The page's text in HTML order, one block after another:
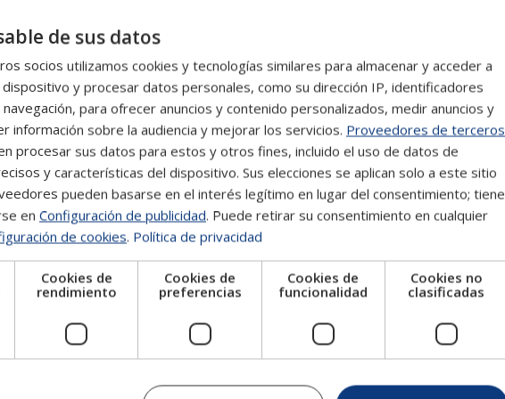
de selección de personal,
aprenderás a aplicar habilidades como la
conflictos o la inteligencia emocional.
analytics, aprendiendo a interpretar datos, analizar
en información . Además, adquirirás
la retención del talento y la transformación
+ Big Data en la Gestión de
el
ámbito de la gestión del talento, el liderazgo
la toma de decisiones dentro de las empresas. Esta
a la dirección y gestión de recursos humanos, el
t
i
v
e
de sus datos
socios utilizamos cookies y tecnologías similares para almacenar y acceder a
dispositivo y procesar datos personales, como su dirección IP, identificadores
para ofrecer anuncios y contenido personalizados, medir anuncios y
información sobre la audiencia y mejorar los servicios. Proveedores de terceros
procesar sus datos para estos y otros fines, incluido el uso de datos de
y características del dispositivo. Sus elecciones se aplican solo a este sitio
pueden basarse en el interés legítimo en lugar del consentimiento; tiene
en Configuración de publicidad. Puede retirar su consentimiento en cualquier
de cookies. Política de privacidad
Cookies de
rendimiento
Cookies de
preferencias
Cookies de
funcionalidad
Cookies no
clasificadas